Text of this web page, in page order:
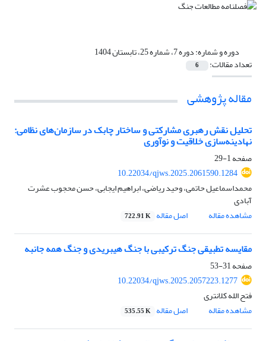
دوره و شماره:دوره 7، شماره 25، تابستان 1404
تعداد مقالات: 6
مقاله پژوهشی
تحلیل نقش رهبری مشارکتی و ساختار چابک در سازمان‌های نظامی:
نهادینه‌سازی خلاقیت و نوآوری
صفحه1-29
10.22034/qjws.2025.2061590.1284
محمداسماعیل حاتمی، وحید ریاضی، ابراهیم ایجابی، حسن محجوب عشرت
آبادی
مشاهده مقاله
اصل مقاله 722.91 K
مقایسه تطبیقی جنگ ترکیبی با جنگ هیبریدی و جنگ همه جانبه
صفحه31-53
10.22034/qjws.2025.2057223.1277
فتح الله کلانتری
مشاهده مقاله
اصل مقاله 535.55 K